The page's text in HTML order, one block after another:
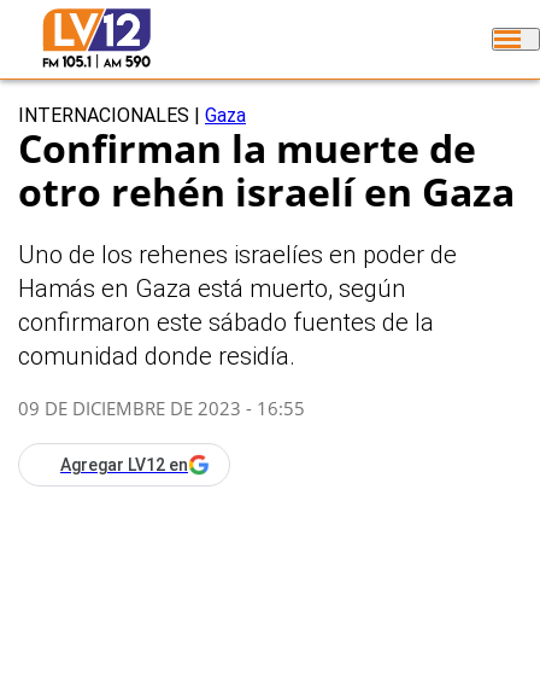
INTERNACIONALES Gaza
Confirman la muerte de
otro rehén israelí en Gaza
Uno de los rehenes israelíes en poder de
Hamás en Gaza está muerto, según
confirmaron este sábado fuentes de la
comunidad donde residía.
09 DE DICIEMBRE DE 2023 - 16:55
Agregar LV12 en